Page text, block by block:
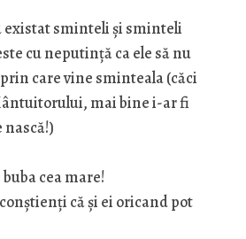
sminteli și sminteli
cu neputință ca ele să nu
care vine sminteala (căci
mai bine i-ar fi
nască!)
cea mare!
că și ei oricand pot